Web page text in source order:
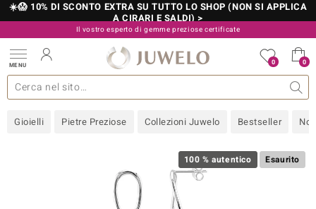
☀️😱 10% DI SCONTO EXTRA SU TUTTO LO SHOP (NON SI APPLICA
A CIRARI E SALDI) >
Il vostro esperto di gemme preziose certificate
800 986 787
MENU 0 0
Gioielli Pietre Preziose Collezioni Juwelo Bestseller
gioielli Design Metallo prezioso Misure anelli
più importanti Pietre preziose per colore Pietre preziose
Informazioni generali Approfondimenti Consigli
Acquistare in diretta Juwelo
100 % autentico Esaurito